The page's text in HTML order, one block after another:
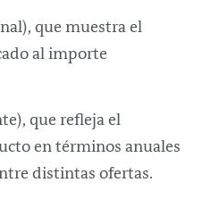
que muestra el
al importe
que refleja el
en términos anuales
distintas ofertas.